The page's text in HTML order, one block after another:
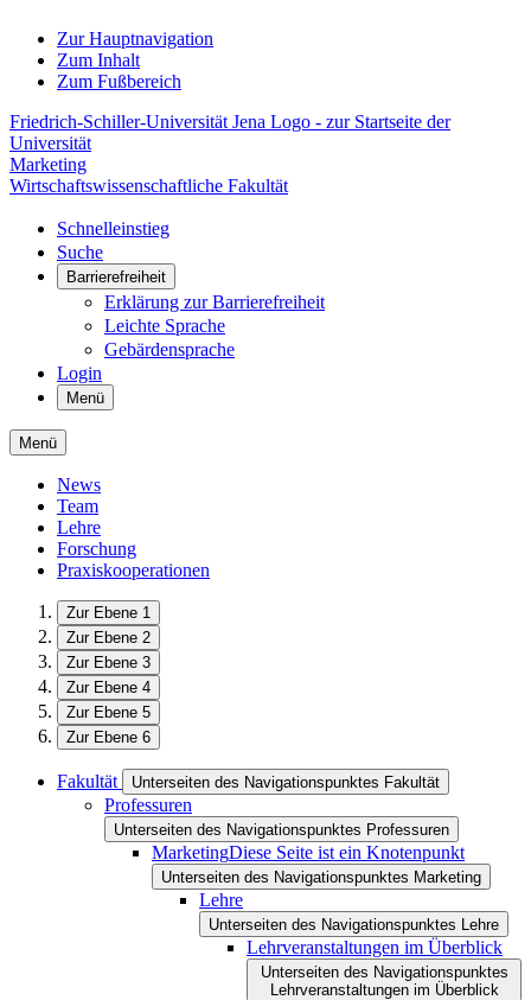
Zur Hauptnavigation
Zum Inhalt
Zum Fußbereich
Friedrich-Schiller-Universität Jena Logo - zur Startseite der
Universität
Marketing
Wirtschaftswissenschaftliche Fakultät
Schnelleinstieg
Suche
Barrierefreiheit
Erklärung zur Barrierefreiheit
Leichte Sprache
Gebärdensprache
Login
Menü
Menü
News
Team
Lehre
Forschung
Praxiskooperationen
Zur Ebene 1
Zur Ebene 2
Zur Ebene 3
Zur Ebene 4
Zur Ebene 5
Zur Ebene 6
Fakultät Unterseiten des Navigationspunktes Fakultät
Professuren
Unterseiten des Navigationspunktes Professuren
MarketingDiese Seite ist ein Knotenpunkt
Unterseiten des Navigationspunktes Marketing
Lehre
Unterseiten des Navigationspunktes Lehre
Lehrveranstaltungen im Überblick
Unterseiten des Navigationspunktes
Lehrveranstaltungen im Überblick